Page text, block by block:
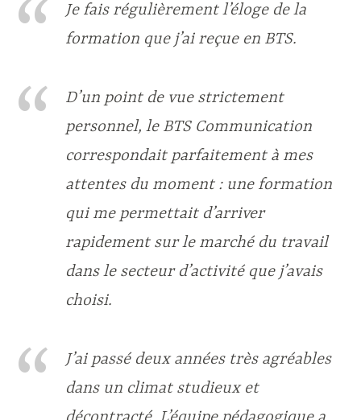
Je fais régulièrement l’éloge de la
formation que j’ai reçue en BTS.
D’un point de vue strictement
personnel, le BTS Communication
correspondait parfaitement à mes
attentes du moment : une formation
qui me permettait d’arriver
rapidement sur le marché du travail
dans le secteur d’activité que j’avais
choisi.
J’ai passé deux années très agréables
dans un climat studieux et